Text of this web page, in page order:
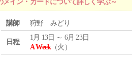
イン・カードについて詳しく学ぶ～
講師 狩野 みどり
日程
1月 13日 ～ 6月 23日
A Week（火）